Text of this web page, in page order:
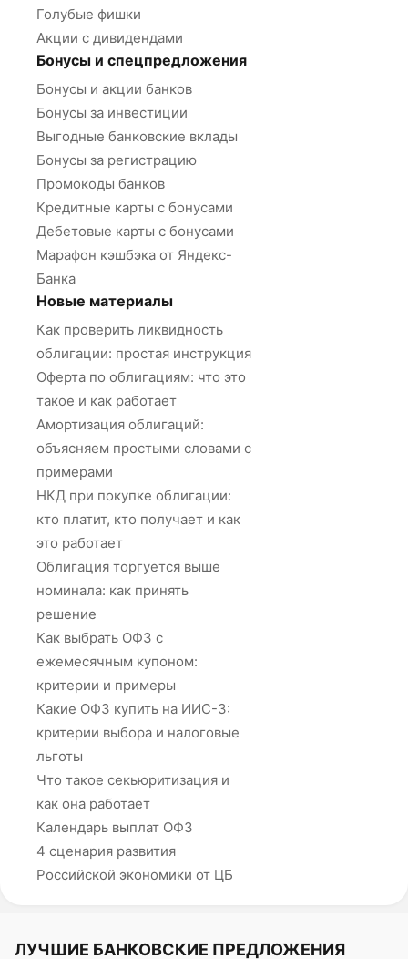
Голубые фишки
Акции с дивидендами
Бонусы и спецпредложения
Бонусы и акции банков
Бонусы за инвестиции
Выгодные банковские вклады
Бонусы за регистрацию
Промокоды банков
Кредитные карты с бонусами
Дебетовые карты с бонусами
Марафон кэшбэка от Яндекс-
Банка
Новые материалы
Как проверить ликвидность
облигации: простая инструкция
Оферта по облигациям: что это
такое и как работает
Амортизация облигаций:
объясняем простыми словами с
примерами
НКД при покупке облигации:
кто платит, кто получает и как
это работает
Облигация торгуется выше
номинала: как принять
решение
Как выбрать ОФЗ с
ежемесячным купоном:
критерии и примеры
Какие ОФЗ купить на ИИС-3:
критерии выбора и налоговые
льготы
Что такое секьюритизация и
как она работает
Календарь выплат ОФЗ
4 сценария развития
Российской экономики от ЦБ
ЛУЧШИЕ БАНКОВСКИЕ ПРЕДЛОЖЕНИЯ